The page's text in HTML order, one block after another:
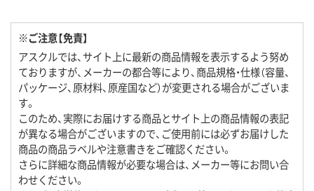
※ご注意【免責】
アスクルでは、サイト上に最新の商品情報を表示するよう努め
ておりますが、メーカーの都合等により、商品規格・仕様（容量、
パッケージ、原材料、原産国など）が変更される場合がございま
す。
このため、実際にお届けする商品とサイト上の商品情報の表記
が異なる場合がございますので、ご使用前には必ずお届けした
商品の商品ラベルや注意書きをご確認ください。
さらに詳細な商品情報が必要な場合は、メーカー等にお問い合
わせください。